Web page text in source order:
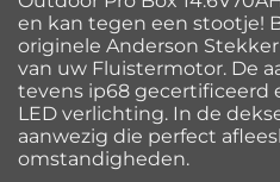
en kan tegen een stootje!
originele Anderson
van uw Fluistermotor. De
tevens ip68 gecertificeerd
LED verlichting. In de
aanwezig die perfect
omstandigheden.